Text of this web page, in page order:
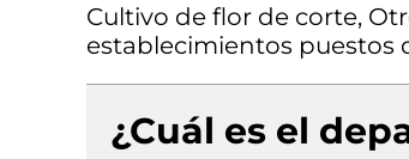
Cultivo de flor de corte,
establecimientos puestos
¿Cuál es el